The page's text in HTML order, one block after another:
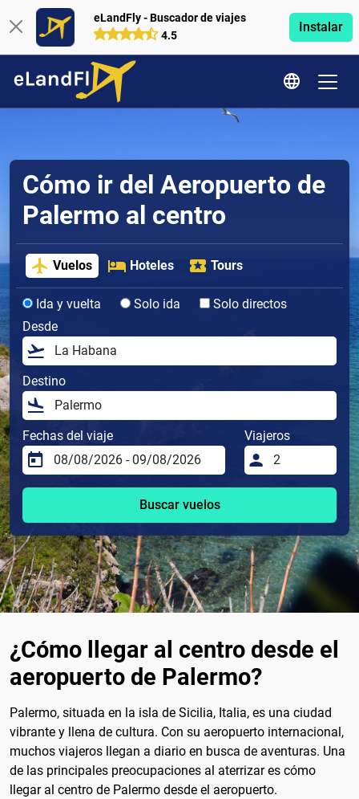
eLandFly - Buscador de viajes
4.5
Instalar
Cómo ir del Aeropuerto de
Palermo al centro
Vuelos Hoteles Tours
Ida y vuelta Solo ida
Solo directos
Desde
Destino
Fechas del viaje Viajeros
Buscar vuelos
¿Cómo llegar al centro desde el
aeropuerto de Palermo?
Palermo, situada en la isla de Sicilia, Italia, es una ciudad
vibrante y llena de cultura. Con su aeropuerto internacional,
muchos viajeros llegan a diario en busca de aventuras. Una
de las principales preocupaciones al aterrizar es cómo
llegar al centro de Palermo desde el aeropuerto.